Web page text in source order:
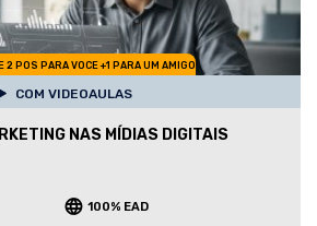
2 POS PARA VOCE +1 PARA UM AMIGO
COM VIDEOAULAS
NAS MÍDIAS DIGITAIS
100% EAD